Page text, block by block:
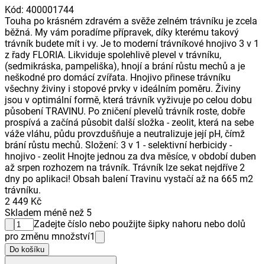
Kód: 400001744
Touha po krásném zdravém a svěže zelném trávníku je zcela
běžná. My vám poradíme přípravek, díky kterému takový
trávník budete mít i vy. Je to moderní trávníkové hnojivo 3 v 1
z řady FLORIA. Likviduje spolehlivě plevel v trávníku,
(sedmikráska, pampeliška), hnojí a brání růstu mechů a je
neškodné pro domácí zvířata. Hnojivo přinese trávníku
všechny živiny i stopové prvky v ideálním poměru. Živiny
jsou v optimální formě, která trávník vyživuje po celou dobu
působení TRAVINU. Po zničení plevelů trávník roste, dobře
prospívá a začíná působit další složka - zeolit, která na sebe
váže vláhu, půdu provzdušňuje a neutralizuje její pH, čímž
brání růstu mechů. Složení: 3 v 1 - selektivní herbicidy -
hnojivo - zeolit Hnojte jednou za dva měsíce, v období duben
až srpen rozhozem na trávník. Trávník lze sekat nejdříve 2
dny po aplikaci! Obsah balení Travinu vystačí až na 665 m2
trávníku.
2 449 Kč
Skladem méně než 5
Zadejte číslo nebo použijte šipky nahoru nebo dolů
pro změnu množství1
Do košíku